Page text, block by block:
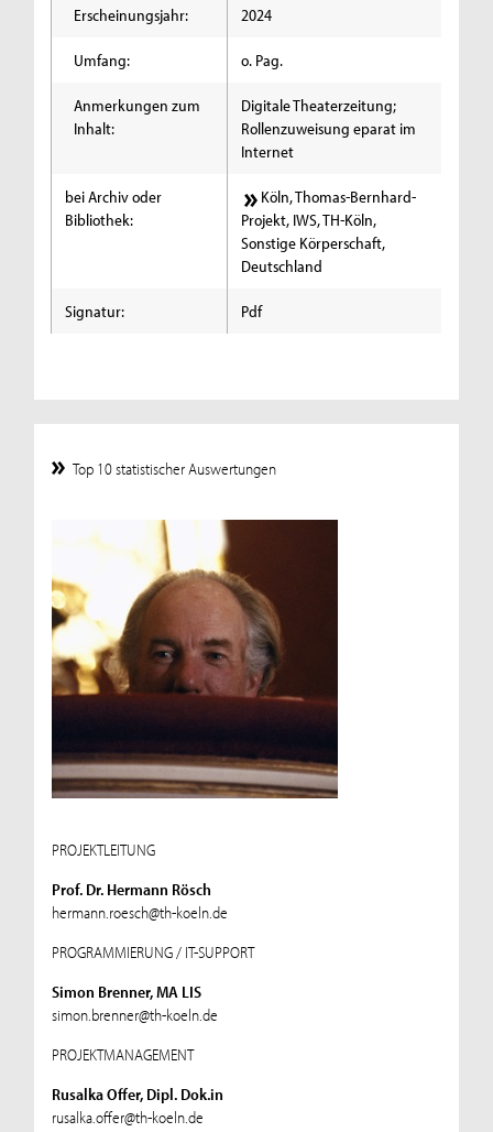
Erscheinungsjahr: 2024
Umfang: o. Pag.
Anmerkungen zum
Inhalt:
Digitale Theaterzeitung;
Rollenzuweisung eparat im
Internet
bei Archiv oder
Bibliothek:
Köln, Thomas-Bernhard-
Projekt, IWS, TH-Köln,
Sonstige Körperschaft,
Deutschland
Signatur: Pdf
Top 10 statistischer Auswertungen
PROJEKTLEITUNG
Prof. Dr. Hermann Rösch
hermann.roesch@th-koeln.de
PROGRAMMIERUNG / IT-SUPPORT
Simon Brenner, MA LIS
simon.brenner@th-koeln.de
PROJEKTMANAGEMENT
Rusalka Offer, Dipl. Dok.in
rusalka.offer@th-koeln.de